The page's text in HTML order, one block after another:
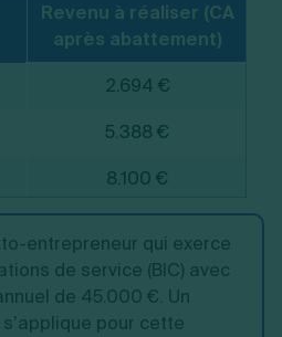
Revenu à réaliser (CA
après abattement)
2.694 €
5.388 €
8.100 €
entrepreneur qui exerce
de service (BIC) avec
de 45.000 €. Un
pour cette